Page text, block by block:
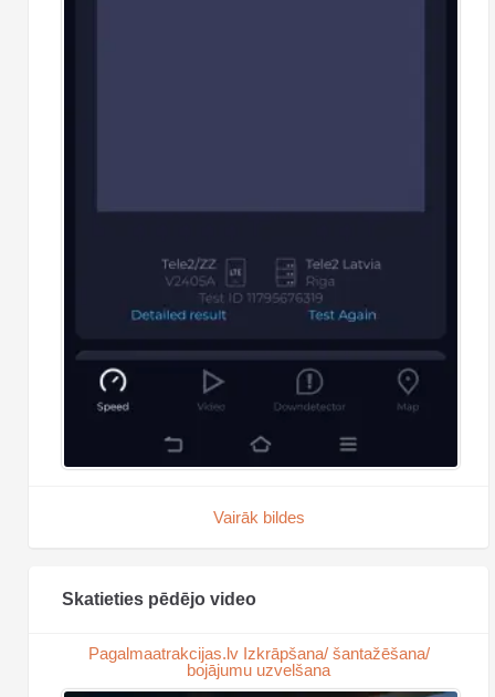
Vairāk bildes
Skatieties pēdējo video
Pagalmaatrakcijas.lv Izkrāpšana/ šantažēšana/
bojājumu uzvelšana